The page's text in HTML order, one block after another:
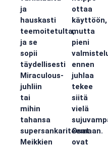
ja
hauskasti
teemoitetulta,
ja se
sopii
täydellisesti
Miraculous-
juhliin
tai
mihin
tahansa
supersankariteemaan.
Meikkien
ottaa
käyttöön,
mutta
pieni
ennen
juhlaa
tekee
siitä
vielä
Osat
ovat